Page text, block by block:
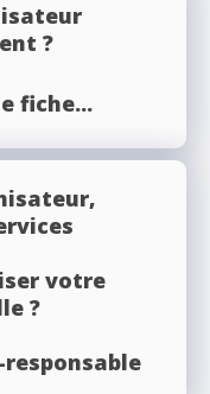
?
fiche...
votre
?